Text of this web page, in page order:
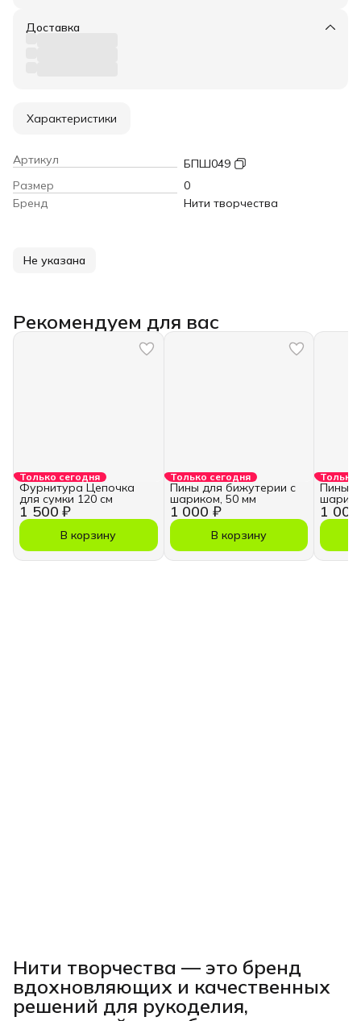
Доставка
Характеристики
Артикул
БПШ049
Размер
0
Бренд
Нити творчества
Не указана
Рекомендуем для вас
Только сегодня
1 500 ₽
Фурнитура Цепочка
для сумки 120 см
В корзину
Только сегодня
1 000 ₽
Пины для бижутерии с
шариком, 50 мм
В корзину
Только
1
Пины
Нити творчества — это бренд
вдохновляющих и качественных
решений для рукоделия,